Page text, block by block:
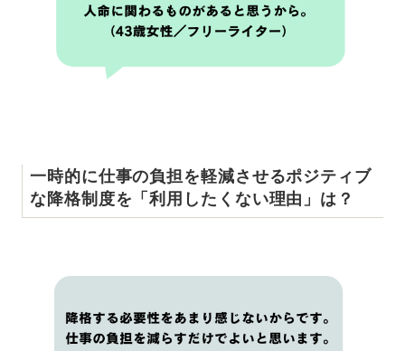
一時的に仕事の負担を軽減させるポジティブ
な降格制度を「利用したくない理由」は？